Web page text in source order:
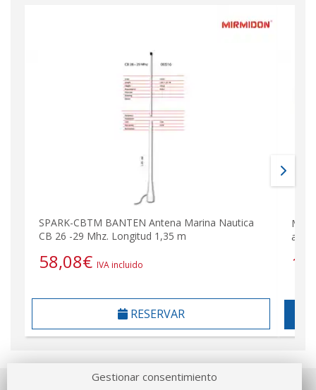
SPARK-CBTM BANTEN Antena Marina Nautica
CB 26 -29 Mhz. Longitud 1,35 m
58,08€ IVA incluido
RESERVAR
Gestionar consentimiento